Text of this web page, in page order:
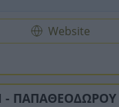
Website
- ΠΑΠΑΘΕΟΔΩΡΟΥ